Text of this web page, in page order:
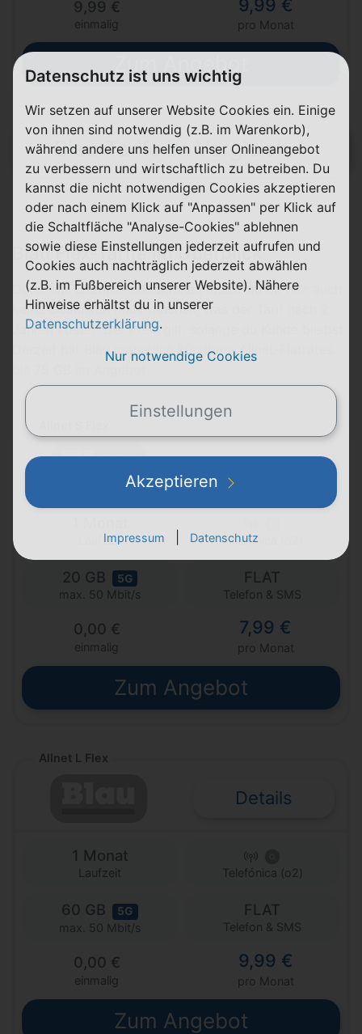
9,99 €
einmalig
9,99 €
pro Monat
Zum Angebot
Blau-Tarife im Vergleich
Blau Flex-Tarife im Überblick
Durch die Lifetime-Konditionenmusst du dir hier auch
keine Gedanken mehr machen, was der Tarif nach 2
Jahren kostet: Der Preis gilt, solange du Kunde bleibst.
Derzeit hat Blau monatlich kündbare Allnet-Flatrates
Laufzeit Telefónica (o2)
20 GB 5G
max. 50 Mbit/s
FLAT
Telefon & SMS
0,00 €
einmalig
7,99 €
pro Monat
Zum Angebot
Allnet L Flex
Details
1 Monat
Laufzeit Telefónica (o2)
60 GB 5G
max. 50 Mbit/s
FLAT
Telefon & SMS
0,00 €
einmalig
9,99 €
pro Monat
Zum Angebot
Datenschutz ist uns wichtig
Wir setzen auf unserer Website Cookies ein. Einige
von ihnen sind notwendig (z.B. im Warenkorb),
während andere uns helfen unser Onlineangebot
zu verbessern und wirtschaftlich zu betreiben. Du
kannst die nicht notwendigen Cookies akzeptieren
oder nach einem Klick auf "Anpassen" per Klick auf
die Schaltfläche "Analyse-Cookies" ablehnen
sowie diese Einstellungen jederzeit aufrufen und
Cookies auch nachträglich jederzeit abwählen
(z.B. im Fußbereich unserer Website). Nähere
Hinweise erhältst du in unserer
Datenschutzerklärung.
Nur notwendige Cookies
Einstellungen
Akzeptieren
Impressum Datenschutz